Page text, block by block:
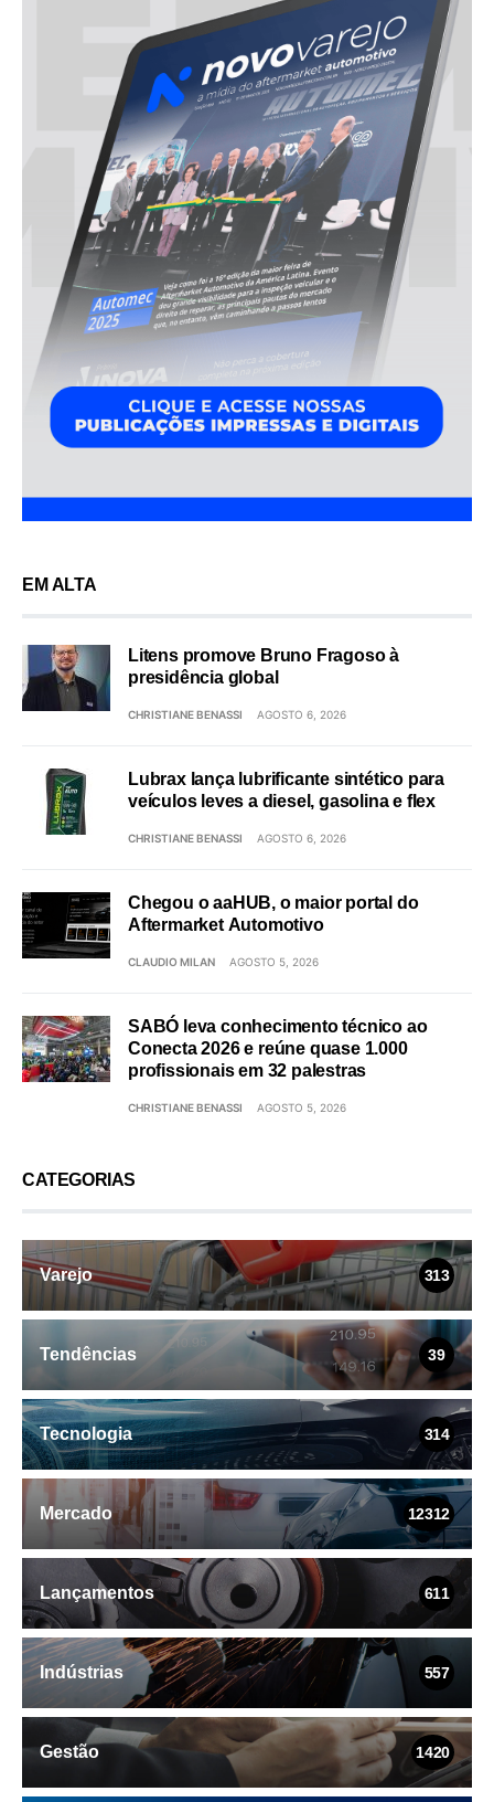
EM ALTA
Litens promove Bruno Fragoso à
presidência global
CHRISTIANE BENASSI AGOSTO 6, 2026
Lubrax lança lubrificante sintético para
veículos leves a diesel, gasolina e flex
CHRISTIANE BENASSI AGOSTO 6, 2026
Chegou o aaHUB, o maior portal do
Aftermarket Automotivo
CLAUDIO MILAN AGOSTO 5, 2026
SABÓ leva conhecimento técnico ao
Conecta 2026 e reúne quase 1.000
profissionais em 32 palestras
CHRISTIANE BENASSI AGOSTO 5, 2026
CATEGORIAS
Varejo 313
Tendências 39
Tecnologia 314
Mercado 12312
Lançamentos 611
Indústrias 557
Gestão 1420